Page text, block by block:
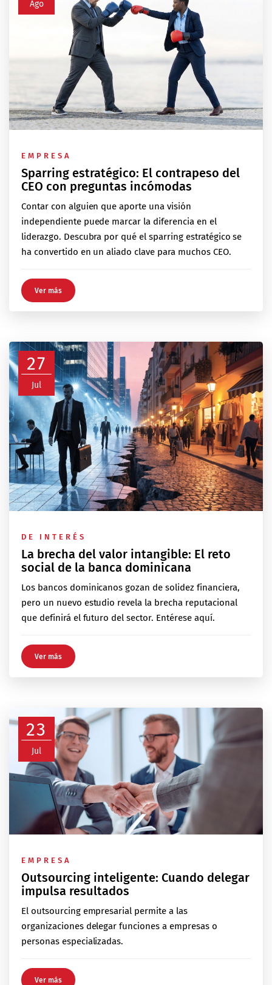
Ago
EMPRESA
Sparring estratégico: El contrapeso del
CEO con preguntas incómodas
Contar con alguien que aporte una visión
independiente puede marcar la diferencia en el
liderazgo. Descubra por qué el sparring estratégico se
ha convertido en un aliado clave para muchos CEO.
Ver más
27
Jul
DE INTERÉS
La brecha del valor intangible: El reto
social de la banca dominicana
Los bancos dominicanos gozan de solidez financiera,
pero un nuevo estudio revela la brecha reputacional
que definirá el futuro del sector. Entérese aquí.
Ver más
23
Jul
EMPRESA
Outsourcing inteligente: Cuando delegar
impulsa resultados
El outsourcing empresarial permite a las
organizaciones delegar funciones a empresas o
personas especializadas.
Ver más